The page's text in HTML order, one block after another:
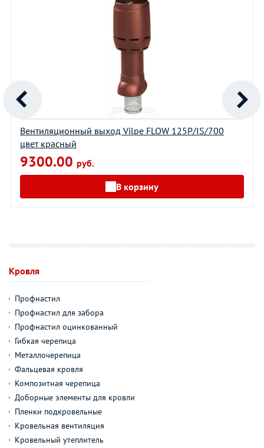
Вентиляционный выход Vilpe FLOW 125P/IS/700
цвет красный
9300.00 руб.
В корзину
Кровля
Профнастил
Профнастил для забора
Профнастил оцинкованный
Гибкая черепица
Металлочерепица
Фальцевая кровля
Композитная черепица
Доборные элементы для кровли
Пленки подкровельные
Кровельная вентиляция
Кровельный утеплитель